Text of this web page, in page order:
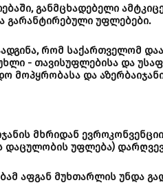
განმცხადებელი
გარანტირებული უფლებები.
რომ საქართველომ
- თავისუფლებისა და
მოპყრობასა და
მხრიდან
დაცულობის უფლება)
აფგან მუხთარლის უნდა